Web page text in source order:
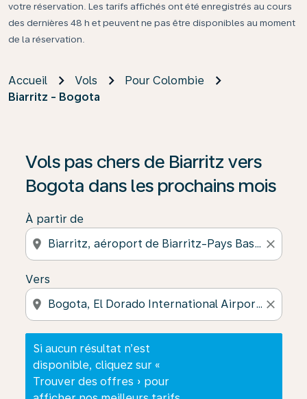
votre réservation. Les tarifs affichés ont été enregistrés au cours
des dernières 48 h et peuvent ne pas être disponibles au moment
de la réservation.
Accueil Vols
Pour Colombie
Biarritz - Bogota
Vols pas chers de Biarritz vers
Bogota dans les prochains mois
À partir de
location_on close
Vers
location_on close
Si aucun résultat n’est
disponible, cliquez sur «
Trouver des offres » pour
Si aucun résultat n’est disponible, cliquez sur «